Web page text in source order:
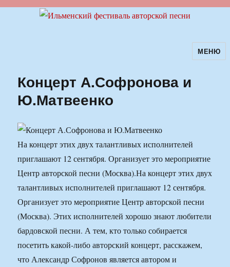
Ильменский фестиваль авторскойМЕНЮ
Концерт А.Софронова и
Ю.Матвеенко
На концерт этих двух талантливых исполнителей
приглашают 12 сентября. Организует это мероприятие
Центр авторской песни (Москва).На концерт этих двух
талантливых исполнителей приглашают 12 сентября.
Организует это мероприятие Центр авторской песни
(Москва). Этих исполнителей хорошо знают любители
бардовской песни. А тем, кто только собирается
посетить какой-либо авторский концерт, расскажем,
что Александр Софронов является автором и